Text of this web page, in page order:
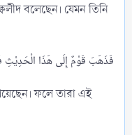
বলেছেন। যেমন তিনি
ফলে তারা এই